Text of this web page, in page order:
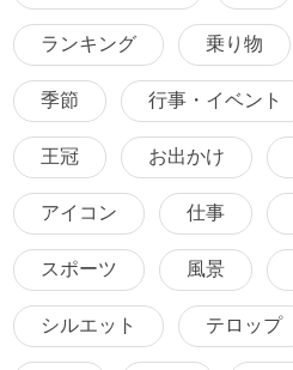
ランキング 乗り物
季節 行事・イベント
王冠 お出かけ
アイコン 仕事
スポーツ 風景
シルエット テロップ